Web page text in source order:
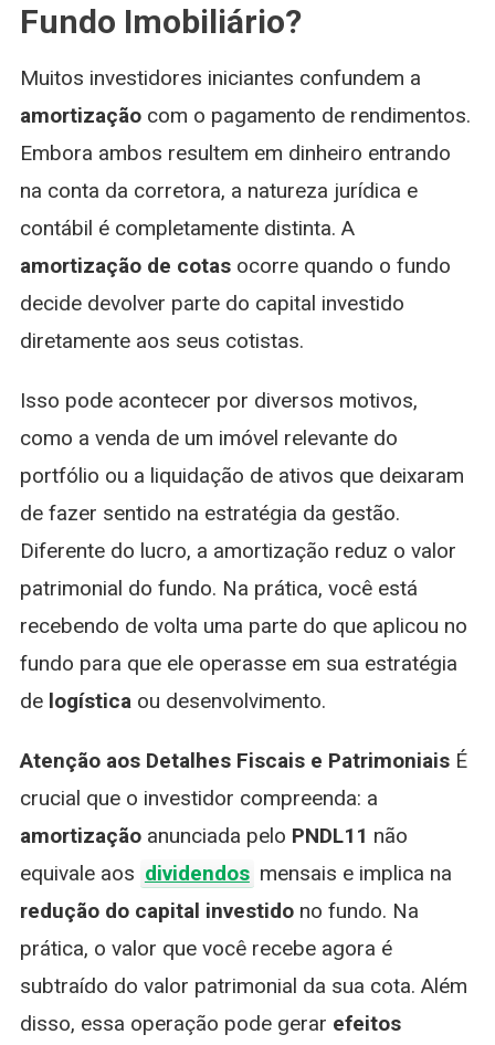
Fundo Imobiliário?
Muitos investidores iniciantes confundem a
amortizaçãocom o pagamento de rendimentos.
Embora ambos resultem em dinheiro entrando
na conta da corretora, a natureza jurídica e
contábil é completamente distinta. A
amortização de cotasocorre quando o fundo
decide devolver parte do capital investido
diretamente aos seus cotistas.
Isso pode acontecer por diversos motivos,
como a venda de um imóvel relevante do
portfólio ou a liquidação de ativos que deixaram
de fazer sentido na estratégia da gestão.
Diferente do lucro, a amortização reduz o valor
patrimonial do fundo. Na prática, você está
recebendo de volta uma parte do que aplicou no
fundo para que ele operasse em sua estratégia
de logísticaou desenvolvimento.
Atenção aos Detalhes Fiscais e PatrimoniaisÉ
crucial que o investidor compreenda: a
amortizaçãoanunciada pelo PNDL11 não
equivale aos dividendos mensais e implica na
redução do capital investidono fundo. Na
prática, o valor que você recebe agora é
subtraído do valor patrimonial da sua cota. Além
disso, essa operação pode gerar efeitos